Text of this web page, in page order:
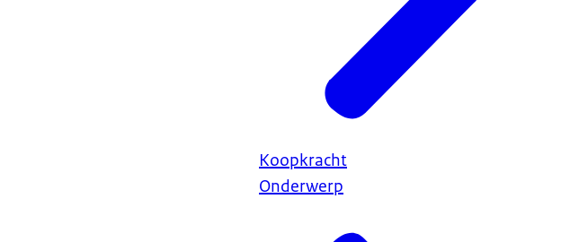
Koopkracht
Onderwerp